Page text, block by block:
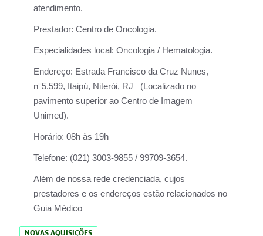
atendimento.
Prestador: Centro de Oncologia.
Especialidades local: Oncologia / Hematologia.
Endereço: Estrada Francisco da Cruz Nunes,
n°5.599, Itaipú, Niterói, RJ (Localizado no
pavimento superior ao Centro de Imagem
Unimed).
Horário: 08h às 19h
Telefone: (021) 3003-9855 / 99709-3654.
Além de nossa rede credenciada, cujos
prestadores e os endereços estão relacionados no
Guia Médico
NOVAS AQUISIÇÕES